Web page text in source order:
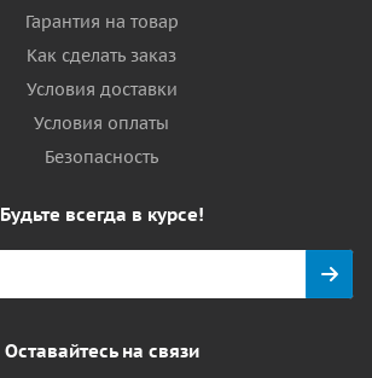
Гарантия на товар
Как сделать заказ
Условия доставки
Условия оплаты
Безопасность
Будьте всегда в курсе!
Оставайтесь на связи